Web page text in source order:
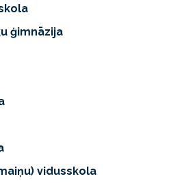
ģimnāzija
vidusskola